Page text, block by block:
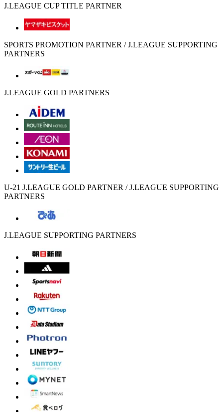
J.LEAGUE CUP TITLE PARTNER
SPORTS PROMOTION PARTNER / J.LEAGUE SUPPORTING
PARTNERS
J.LEAGUE GOLD PARTNERS
U-21 J.LEAGUE GOLD PARTNER / J.LEAGUE SUPPORTING
PARTNERS
J.LEAGUE SUPPORTING PARTNERS